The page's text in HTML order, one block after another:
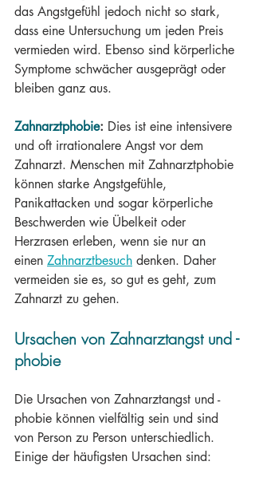
das Angstgefühl jedoch nicht so stark,
dass eine Untersuchung um jeden Preis
vermieden wird. Ebenso sind körperliche
Symptome schwächer ausgeprägt oder
bleiben ganz aus.
Zahnarztphobie: Dies ist eine intensivere
und oft irrationalere Angst vor dem
Zahnarzt. Menschen mit Zahnarztphobie
können starke Angstgefühle,
Panikattacken und sogar körperliche
Beschwerden wie Übelkeit oder
Herzrasen erleben, wenn sie nur an
einen Zahnarztbesuch denken. Daher
vermeiden sie es, so gut es geht, zum
Zahnarzt zu gehen.
Ursachen von Zahnarztangst und -
phobie
Die Ursachen von Zahnarztangst und -
phobie können vielfältig sein und sind
von Person zu Person unterschiedlich.
Einige der häufigsten Ursachen sind: